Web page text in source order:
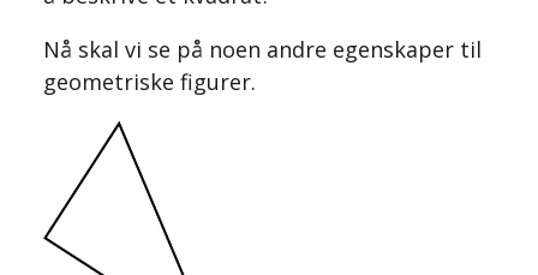
Nå skal vi se på noen andre egenskaper til
geometriske figurer.